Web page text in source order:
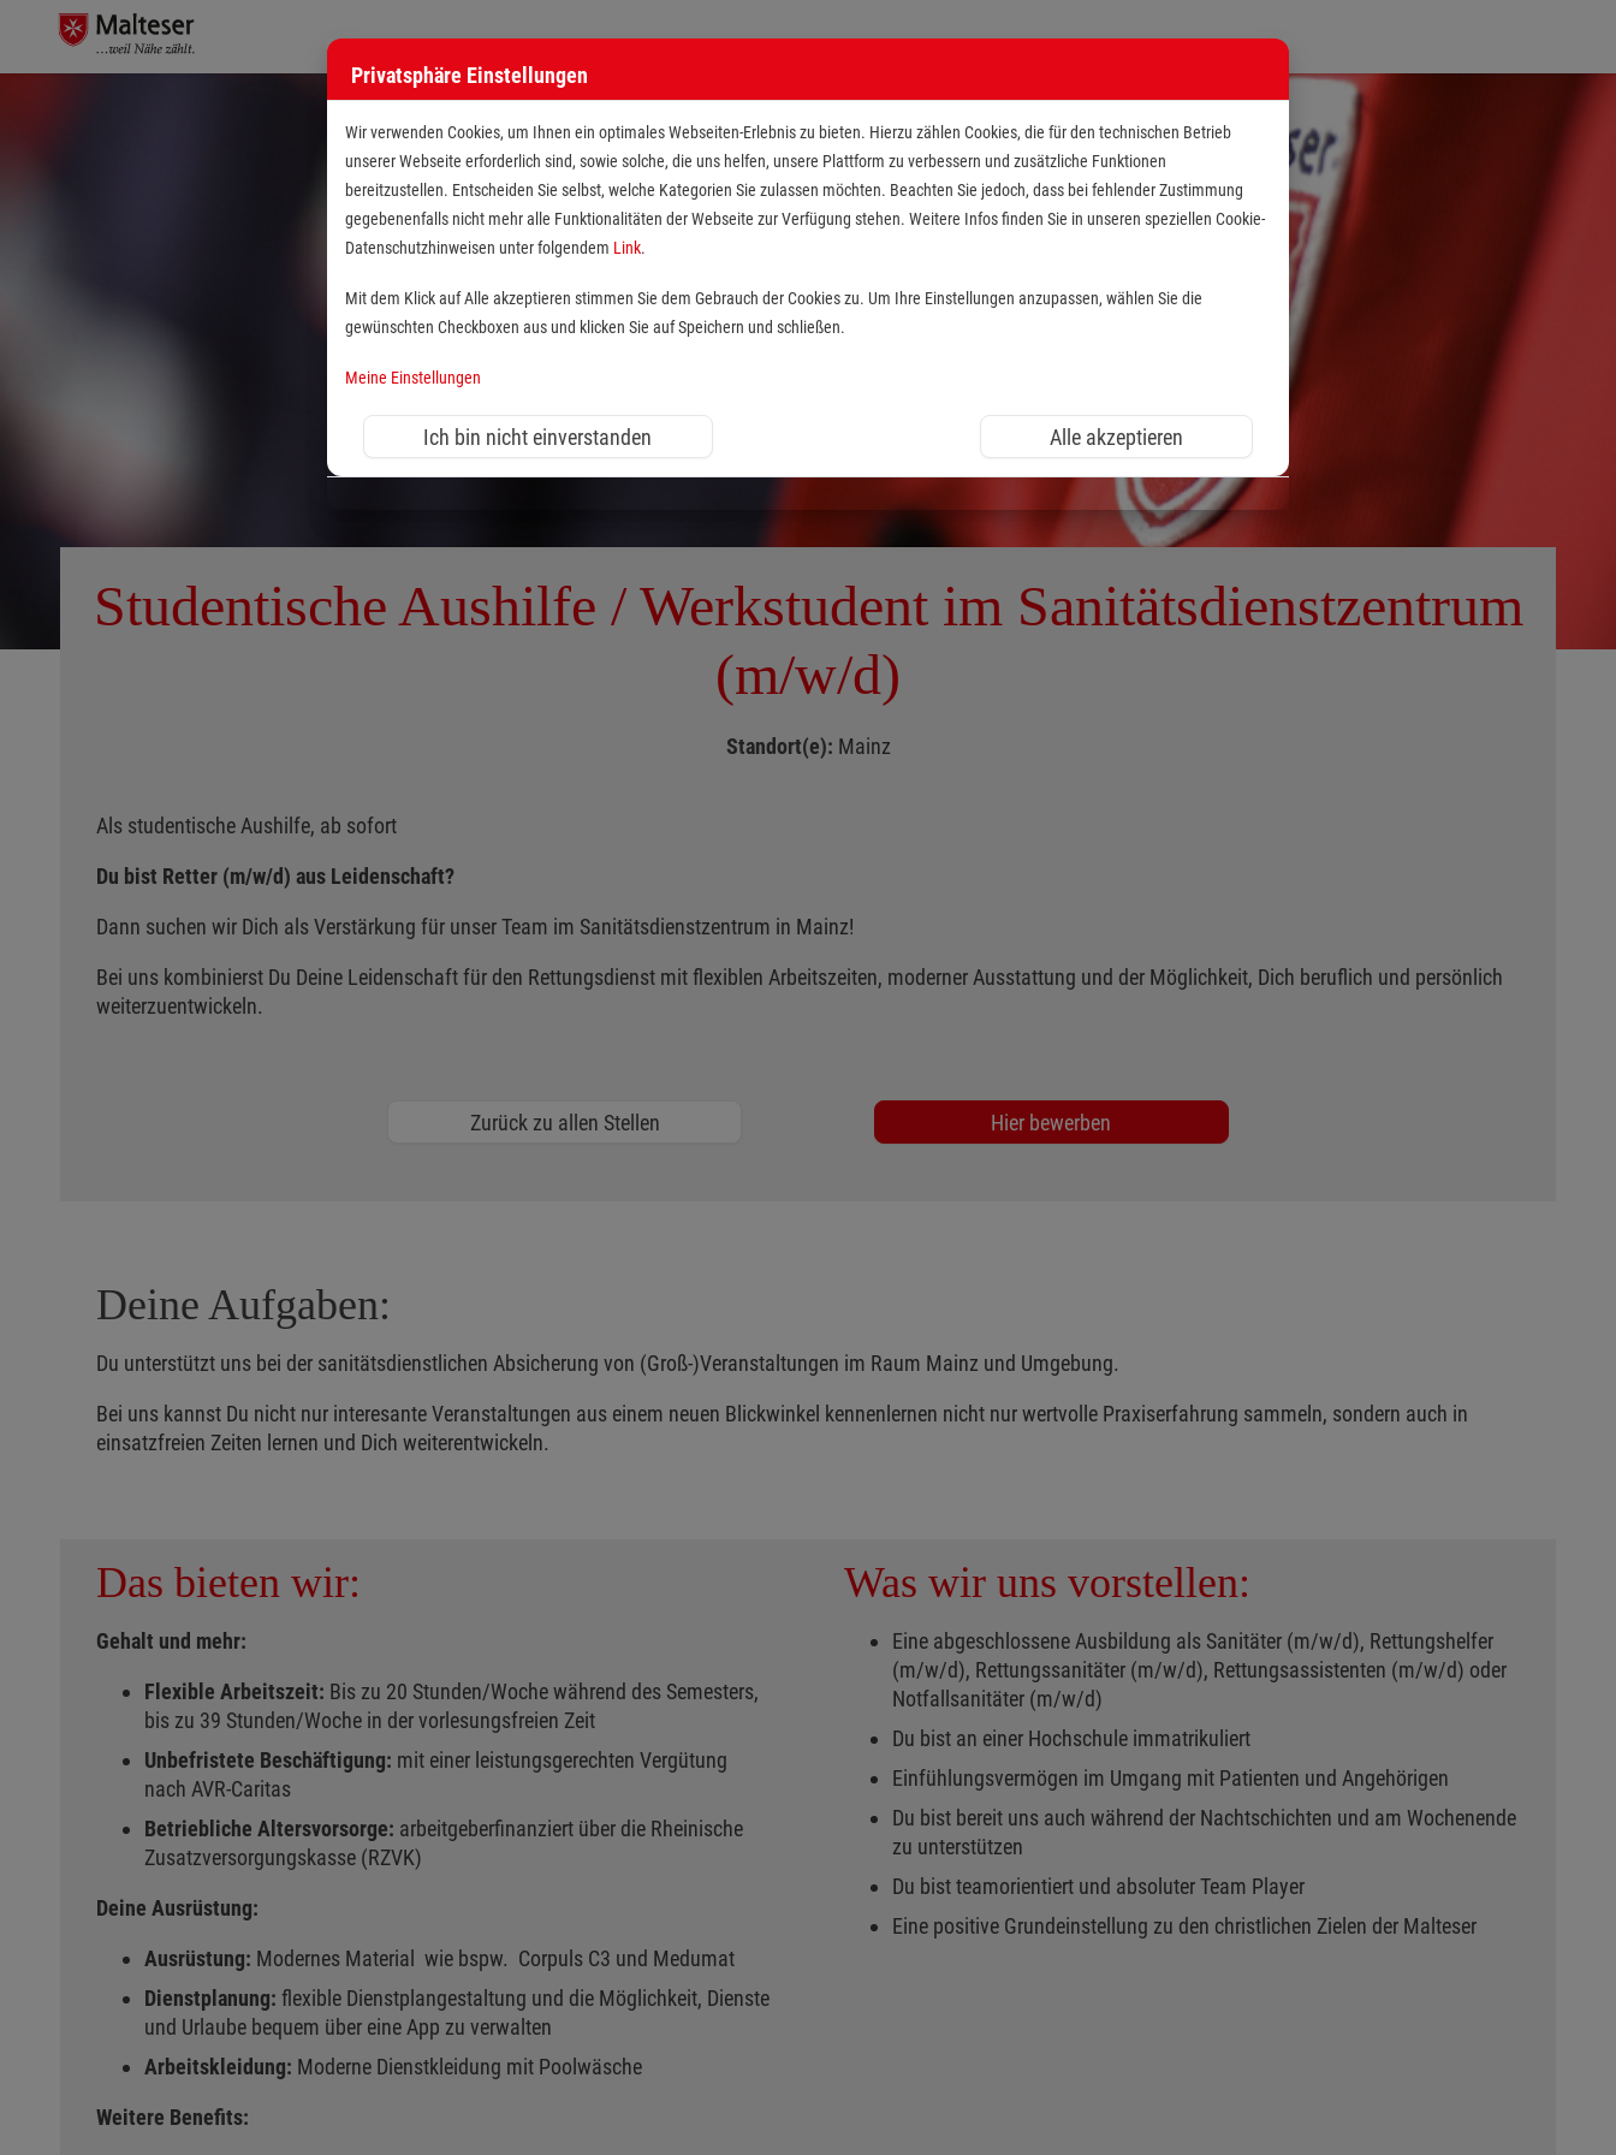
Studentische Aushilfe / Werkstudent im Sanitätsdienstzentrum
(m/w/d)
Standort(e): Mainz
Als studentische Aushilfe, ab sofort
Du bist Retter (m/w/d) aus Leidenschaft?
Dann suchen wir Dich als Verstärkung für unser Team im Sanitätsdienstzentrum in Mainz!
Bei uns kombinierst Du Deine Leidenschaft für den Rettungsdienst mit flexiblen Arbeitszeiten, moderner Ausstattung und der Möglichkeit, Dich beruflich und persönlich
weiterzuentwickeln.
Zurück zu allen Stellen Hier bewerben
Deine Aufgaben:
Du unterstützt uns bei der sanitätsdienstlichen Absicherung von (Groß-)Veranstaltungen im Raum Mainz und Umgebung.
Bei uns kannst Du nicht nur interesante Veranstaltungen aus einem neuen Blickwinkel kennenlernen nicht nur wertvolle Praxiserfahrung sammeln, sondern auch in
einsatzfreien Zeiten lernen und Dich weiterentwickeln.
Das bieten wir:
Gehalt und mehr:
Flexible Arbeitszeit: Bis zu 20 Stunden/Woche während des Semesters,
bis zu 39 Stunden/Woche in der vorlesungsfreien Zeit
Unbefristete Beschäftigung: mit einer leistungsgerechten Vergütung
nach AVR-Caritas
Betriebliche Altersvorsorge: arbeitgeberfinanziert über die Rheinische
Zusatzversorgungskasse (RZVK)
Deine Ausrüstung:
Ausrüstung: Modernes Material wie bspw. Corpuls C3 und Medumat
Dienstplanung: flexible Dienstplangestaltung und die Möglichkeit, Dienste
und Urlaube bequem über eine App zu verwalten
Arbeitskleidung: Moderne Dienstkleidung mit Poolwäsche
Weitere Benefits:
Was wir uns vorstellen:
Eine abgeschlossene Ausbildung als Sanitäter (m/w/d), Rettungshelfer
(m/w/d), Rettungssanitäter (m/w/d), Rettungsassistenten (m/w/d) oder
Notfallsanitäter (m/w/d)
Du bist an einer Hochschule immatrikuliert
Einfühlungsvermögen im Umgang mit Patienten und Angehörigen
Du bist bereit uns auch während der Nachtschichten und am Wochenende
zu unterstützen
Du bist teamorientiert und absoluter Team Player
Eine positive Grundeinstellung zu den christlichen Zielen der Malteser
Privatsphäre Einstellungen
Wir verwenden Cookies, um Ihnen ein optimales Webseiten-Erlebnis zu bieten. Hierzu zählen Cookies, die für den technischen Betrieb
unserer Webseite erforderlich sind, sowie solche, die uns helfen, unsere Plattform zu verbessern und zusätzliche Funktionen
bereitzustellen. Entscheiden Sie selbst, welche Kategorien Sie zulassen möchten. Beachten Sie jedoch, dass bei fehlender Zustimmung
gegebenenfalls nicht mehr alle Funktionalitäten der Webseite zur Verfügung stehen. Weitere Infos finden Sie in unseren speziellen Cookie-
Datenschutzhinweisen unter folgendem Link.
Mit dem Klick auf Alle akzeptieren stimmen Sie dem Gebrauch der Cookies zu. Um Ihre Einstellungen anzupassen, wählen Sie die
gewünschten Checkboxen aus und klicken Sie auf Speichern und schließen.
Meine Einstellungen
Ich bin nicht einverstanden Alle akzeptieren